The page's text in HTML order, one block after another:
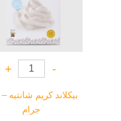
-
+
جرام